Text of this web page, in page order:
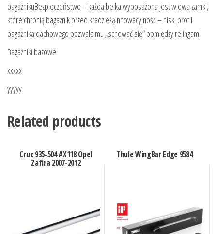
bagażnikuBezpieczeństwo – każda belka wyposażona jest w dwa zamki,
które chronią bagażnik przed kradzieżąInnowacyjność – niski profil
bagażnika dachowego pozwala mu „schować się” pomiędzy relingami
Bagażniki bazowe
xxxxx
yyyyy
Related products
Cruz 935-504 AX118 Opel
Zafira 2007-2012
Thule WingBar Edge 9584